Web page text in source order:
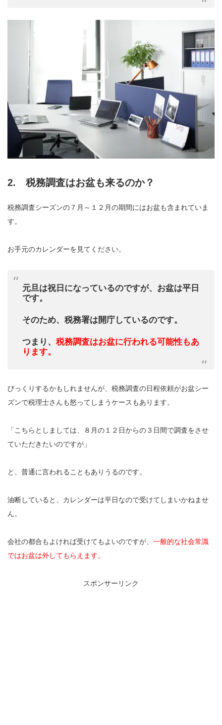
2. 税務調査はお盆も来るのか？
税務調査シーズンの７月～１２月の期間にはお盆も含まれていま
す。
お手元のカレンダーを見てください。
元旦は祝日になっているのですが、お盆は平日
です。
そのため、税務署は開庁しているのです。
つまり、 税務調査はお盆に行われる可能性もあ
ります。
びっくりするかもしれませんが、税務調査の日程依頼がお盆シー
ズンで税理士さんも怒ってしまうケースもあります。
「こちらとしましては、８月の１２日からの３日間で調査をさせ
ていただきたいのですが」
と、普通に言われることもありうるのです。
油断していると、カレンダーは平日なので受けてしまいかねませ
ん。
会社の都合もよければ受けてもよいのですが、 一般的な社会常識
ではお盆は外してもらえます。
スポンサーリンク